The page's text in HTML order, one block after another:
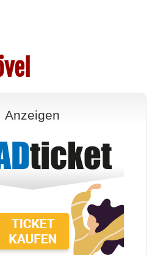
Anzeigen